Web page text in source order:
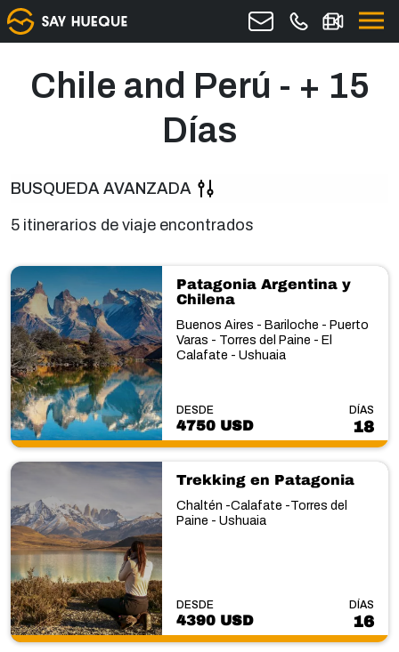
Chile and Perú - + 15
Días
BUSQUEDA AVANZADA
5 itinerarios de viaje encontrados
Patagonia Argentina y
Chilena
Buenos Aires - Bariloche - Puerto
Varas - Torres del Paine - El
Calafate - Ushuaia
DESDE
4750 USD
DÍAS
18
Trekking en Patagonia
Chaltén -Calafate -Torres del
Paine - Ushuaia
DESDE
4390 USD
DÍAS
16